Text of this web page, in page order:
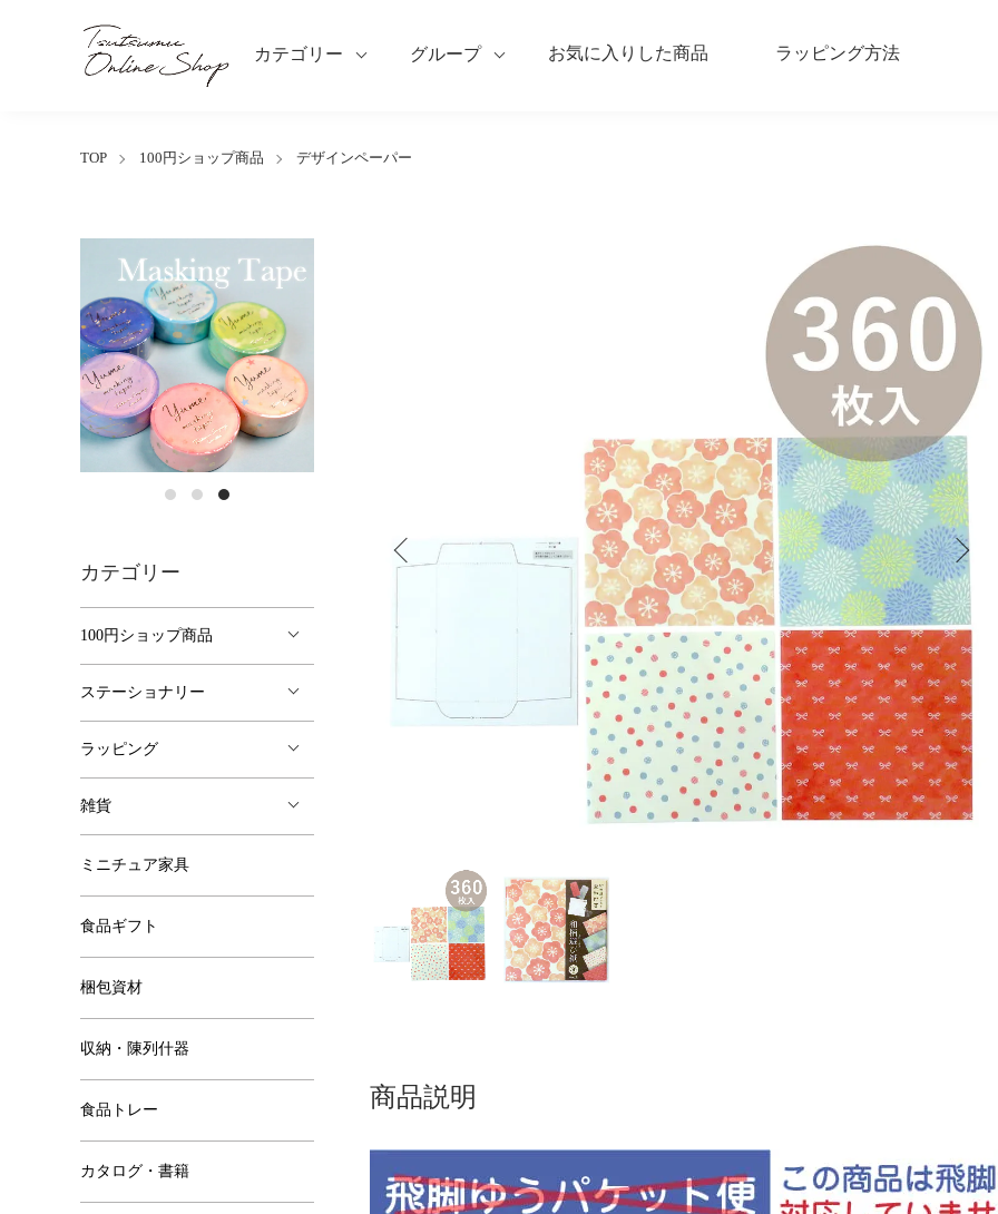
カテゴリー グループ お気に入りした商品 ラッピング方法
TOP 100円ショップ商品 デザインペーパー
商品説明
カテゴリー
100円ショップ商品
ステーショナリー
ラッピング
雑貨
ミニチュア家具
食品ギフト
梱包資材
収納・陳列什器
食品トレー
カタログ・書籍